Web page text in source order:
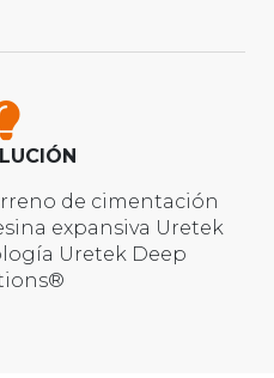
de cimentación
expansiva Uretek
Uretek Deep